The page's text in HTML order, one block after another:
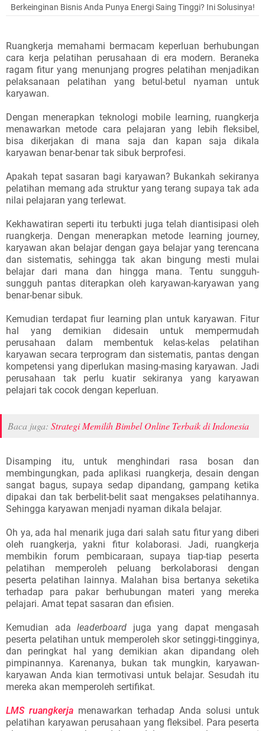
Berkeinginan Bisnis Anda Punya Energi Saing Tinggi? Ini Solusinya!
Ruangkerja memahami bermacam keperluan berhubungan
cara kerja pelatihan perusahaan di era modern. Beraneka
ragam fitur yang menunjang progres pelatihan menjadikan
pelaksanaan pelatihan yang betul-betul nyaman untuk
karyawan.
Dengan menerapkan teknologi mobile learning, ruangkerja
menawarkan metode cara pelajaran yang lebih fleksibel,
bisa dikerjakan di mana saja dan kapan saja dikala
karyawan benar-benar tak sibuk berprofesi.
Apakah tepat sasaran bagi karyawan? Bukankah sekiranya
pelatihan memang ada struktur yang terang supaya tak ada
nilai pelajaran yang terlewat.
Kekhawatiran seperti itu terbukti juga telah diantisipasi oleh
ruangkerja. Dengan menerapkan metode learning journey,
karyawan akan belajar dengan gaya belajar yang terencana
dan sistematis, sehingga tak akan bingung mesti mulai
belajar dari mana dan hingga mana. Tentu sungguh-
sungguh pantas diterapkan oleh karyawan-karyawan yang
benar-benar sibuk.
Kemudian terdapat fiur learning plan untuk karyawan. Fitur
hal yang demikian didesain untuk mempermudah
perusahaan dalam membentuk kelas-kelas pelatihan
karyawan secara terprogram dan sistematis, pantas dengan
kompetensi yang diperlukan masing-masing karyawan. Jadi
perusahaan tak perlu kuatir sekiranya yang karyawan
pelajari tak cocok dengan keperluan.
Baca juga: Strategi Memilih Bimbel Online Terbaik di Indonesia
Disamping itu, untuk menghindari rasa bosan dan
membingungkan, pada aplikasi ruangkerja, desain dengan
sangat bagus, supaya sedap dipandang, gampang ketika
dipakai dan tak berbelit-belit saat mengakses pelatihannya.
Sehingga karyawan menjadi nyaman dikala belajar.
Oh ya, ada hal menarik juga dari salah satu fitur yang diberi
oleh ruangkerja, yakni fitur kolaborasi. Jadi, ruangkerja
membikin forum pembicaraan, supaya tiap-tiap peserta
pelatihan memperoleh peluang berkolaborasi dengan
peserta pelatihan lainnya. Malahan bisa bertanya seketika
terhadap para pakar berhubungan materi yang mereka
pelajari. Amat tepat sasaran dan efisien.
Kemudian ada leaderboard juga yang dapat mengasah
peserta pelatihan untuk memperoleh skor setinggi-tingginya,
dan peringkat hal yang demikian akan dipandang oleh
pimpinannya. Karenanya, bukan tak mungkin, karyawan-
karyawan Anda kian termotivasi untuk belajar. Sesudah itu
mereka akan memperoleh sertifikat.
LMS ruangkerja menawarkan terhadap Anda solusi untuk
pelatihan karyawan perusahaan yang fleksibel. Para peserta